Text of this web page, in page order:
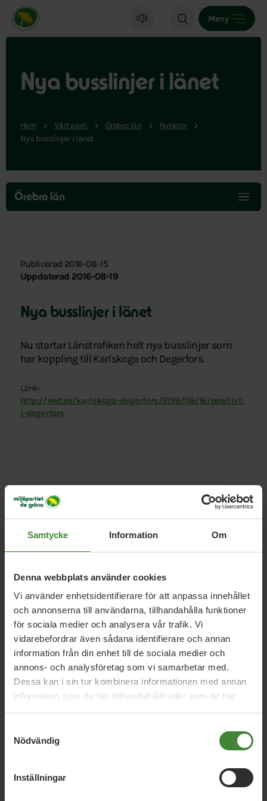
Samtycke Information Om
Denna webbplats använder cookies
Vi använder enhetsidentifierare för att anpassa innehållet
och annonserna till användarna, tillhandahålla funktioner
för sociala medier och analysera vår trafik. Vi
vidarebefordrar även sådana identifierare och annan
information från din enhet till de sociala medier och
annons- och analysföretag som vi samarbetar med.
Dessa kan i sin tur kombinera informationen med annan
information som du har tillhandahållit eller som de har
Nödvändig
Inställningar
Miljöpartiet de gröna, startsida
Meny
Nya busslinjer i länet
Hem Vårt parti Örebro län
Nyheter
Nya busslinjer i länet
Hoppa
över
menyn
Örebro län
Publicerad 2016-08-15
Uppdaterad 2016-08-19
Nya busslinjer i länet
Nu startar Länstrafiken helt nya busslinjer som
har koppling till Karlskoga och Degerfors.
Länk:
http://nwt.se/karlskoga-degerfors/2016/08/16/positivt-
i-degerfors
Relaterade nyheter
Örebro län, 5 augusti 2026
Språkrörsfest med Amanda och Daniel
tisdag 11 augusti
Örebro län, 11 mars 2026
Syre Debatt: Därför behövs mer
vegetariskt i skolköken
NA Debatt: Stoppa tonårsutvisningarna